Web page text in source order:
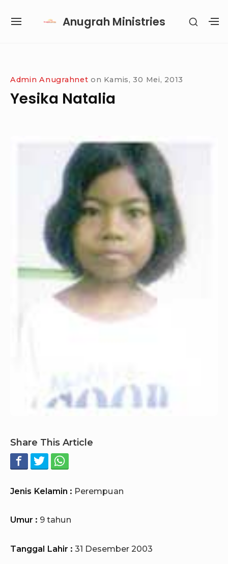
Anugrah Ministries
SITE
SHOW
Admin Anugrahnet on Kamis, 30 Mei, 2013
Yesika Natalia
Share This Article
Jenis Kelamin : Perempuan
Umur : 9 tahun
Tanggal Lahir : 31 Desember 2003